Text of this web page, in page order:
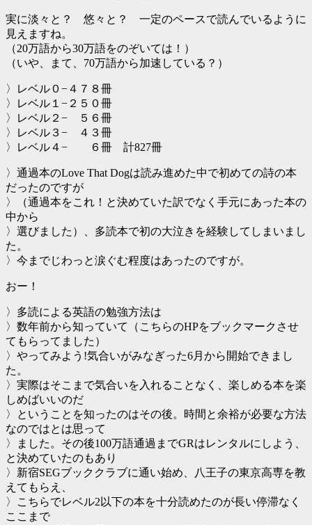
実に淡々と？ 悠々と？ 一定のペースで読んでいるように
見えますね。
（20万語から30万語をのぞいては！）
（いや、まて、70万語から加速している？）
〉レベル０−４７８冊
〉レベル１−２５０冊
〉レベル２− ５６冊
〉レベル３− ４３冊
〉レベル４− ６冊 計827冊
〉通過本のLove That Dogは読み進めた中で初めての詩の本
だったのですが
〉（通過本をこれ！と決めていた訳でなく手元にあった本の
中から
〉選びました）、多読本で初の大泣きを経験してしまいまし
た。
〉今までじわっと涙ぐむ程度はあったのですが。
おー！
〉多読による英語の勉強方法は
〉数年前から知っていて（こちらのHPをブックマークさせ
てもらってました）
〉やってみよう!気合いがみなぎった6月から開始できまし
た。
〉実際はそこまで気合いを入れることなく、楽しめる本を楽
しめばいいのだ
〉ということを知ったのはその後。時間と余裕が必要な方法
なのではとは思って
〉ました。その後100万語通過までGRはレンタルにしよう、
と決めていたのもあり
〉新宿SEGブッククラブに通い始め、八王子の東京高専を教
えてもらえ、
〉こちらでレベル2以下の本を十分読めたのが長い停滞なく
ここまで